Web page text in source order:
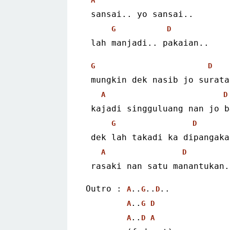
sansai.. yo sansai..
G D
lah manjadi.. pakaian..
G D
mungkin dek nasib jo
A D
kajadi singguluang nan jo
G D
dek lah takadi ka
A D
rasaki nan satu
Outro : A.. G.. D..
A.. G
D
A.. D A